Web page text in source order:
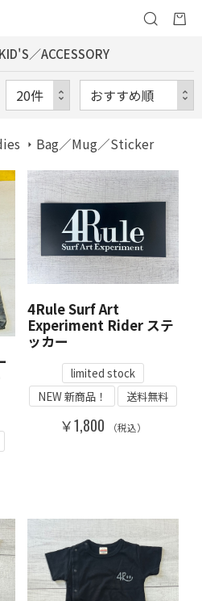
／ACCESSORY
Bag／Mug／Sticker
4Rule Surf Art
Experiment Rider ステ
ッカー
limited stock
NEW 新商品！
送料無料
￥1,800 （税込）